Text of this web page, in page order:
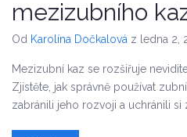
mezizubního
Od Karolína Dočkalová z ledna 2,
Mezizubní kaz se rozšiřuje
Zjistěte, jak správně používat
zabránili jeho rozvoji a uchránili si